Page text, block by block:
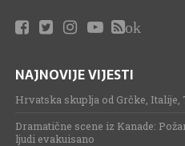
ok
NAJNOVIJE VIJESTI
Hrvatska skuplja od Grčke, Italije,
Dramatične scene iz Kanade:
ljudi evakuisano